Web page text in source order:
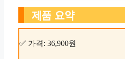
제품 요약
✅ 가격: 36,900원